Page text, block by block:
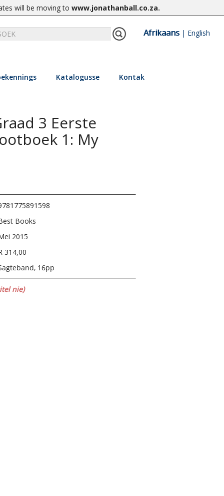
will be moving to www.jonathanball.co.za.
Afrikaans| English
Katalogusse Kontak
3 Eerste
1: My
Books
2015
314,00
16pp
nie)